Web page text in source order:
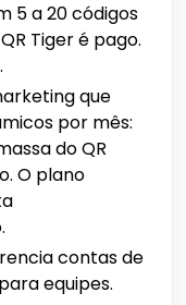
5 a 20 códigos
Tiger é pago.
que
por mês:
do QR
O plano
contas de
equipes.